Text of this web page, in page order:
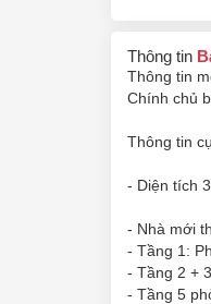
Thông tin
Thông tin
Chính chủ
Thông tin
- Diện tích
- Nhà mới
- Tầng 1:
- Tầng 2 +
- Tầng 5